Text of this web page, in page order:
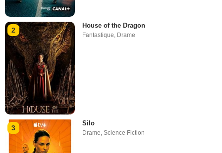
2
House of the Dragon
Fantastique, Drame
3
Silo
Drame,Science Fiction